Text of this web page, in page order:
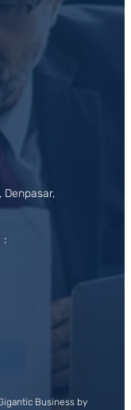
:
Business by